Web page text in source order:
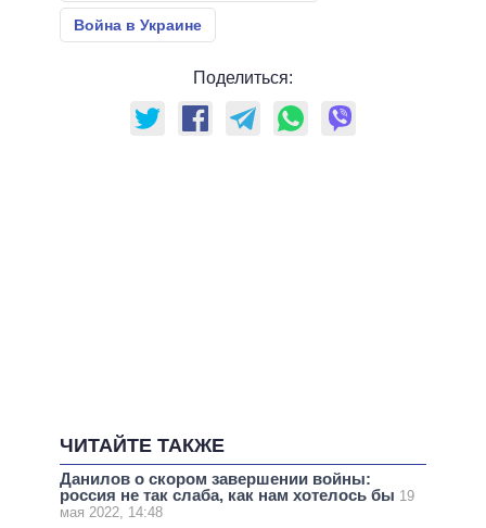
Война в Украине
Поделиться:
ЧИТАЙТЕ ТАКЖЕ
Данилов о скором завершении войны:
россия не так слаба, как нам хотелось бы 19
мая 2022, 14:48